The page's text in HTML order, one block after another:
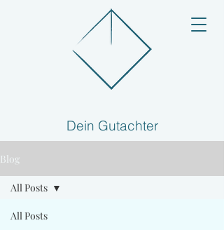
Dein Gutachter
Blog
All Posts
All Posts